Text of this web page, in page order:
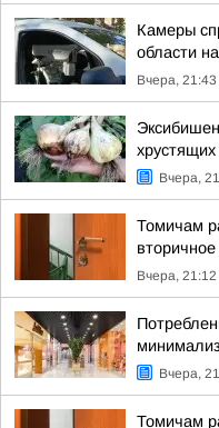
Камеры
области
Вчера, 21:43
Вчера,
Томичам
Вчера, 21:12
Вчера,
Томичам